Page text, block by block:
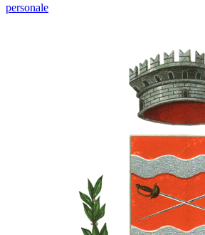
personale